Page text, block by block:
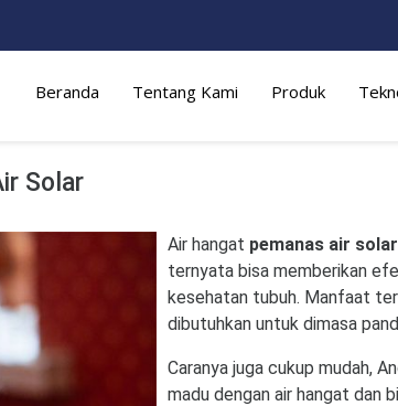
Beranda Tentang Kami Produk
Solar
Air hangat pemanas air solar
ternyata bisa memberikan
kesehatan tubuh. Manfaat
dibutuhkan untuk dimasa
Caranya juga cukup mudah,
madu dengan air hangat dan